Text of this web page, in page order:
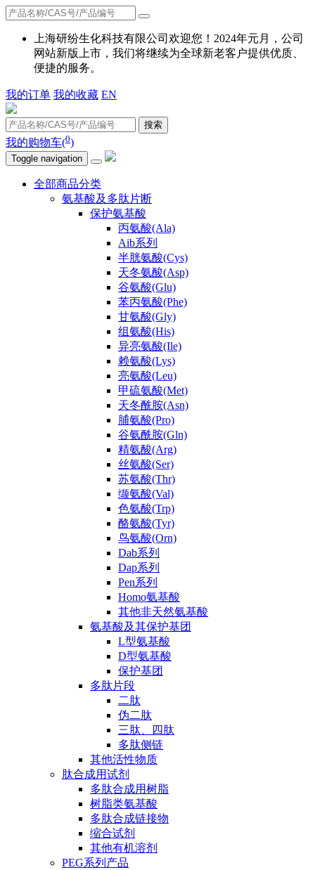
上海研纷生化科技有限公司欢迎您！2024年元月，公司
网站新版上市，我们将继续为全球新老客户提供优质、
便捷的服务。
我的订单 我的收藏 EN
搜索
我的购物车(0)
Toggle navigation
全部商品分类
氨基酸及多肽片断
保护氨基酸
丙氨酸(Ala)
Aib系列
半胱氨酸(Cys)
天冬氨酸(Asp)
谷氨酸(Glu)
苯丙氨酸(Phe)
甘氨酸(Gly)
组氨酸(His)
异亮氨酸(Ile)
赖氨酸(Lys)
亮氨酸(Leu)
甲硫氨酸(Met)
天冬酰胺(Asn)
脯氨酸(Pro)
谷氨酰胺(Gln)
精氨酸(Arg)
丝氨酸(Ser)
苏氨酸(Thr)
缬氨酸(Val)
色氨酸(Trp)
酪氨酸(Tyr)
鸟氨酸(Orn)
Dab系列
Dap系列
Pen系列
Homo氨基酸
其他非天然氨基酸
氨基酸及其保护基团
L型氨基酸
D型氨基酸
保护基团
多肽片段
二肽
伪二肽
三肽、四肽
多肽侧链
其他活性物质
肽合成用试剂
多肽合成用树脂
树脂类氨基酸
多肽合成链接物
缩合试剂
其他有机溶剂
PEG系列产品